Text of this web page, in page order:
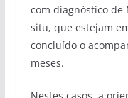
com diagnóstico de
situ, que estejam
concluído o
meses.